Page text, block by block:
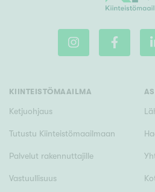
Välttävä
Järvi- tai merinäköala
Maalämpö
KIINTEISTÖMAAILMA
Ketjuohjaus
Tutustu Kiinteistömaailmaan
Palvelut rakennuttajille
Vastuullisuus